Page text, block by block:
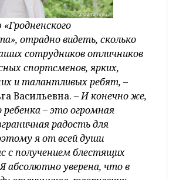
отрадно видеть, сколько
сотрудников отличников
спортсменов, ярких,
и талантливых ребят, –
Васильевна. – И конечно же,
ребенка – это огромная
радость для
я от всей души
с получением блестящих
абсолютно уверена, что в